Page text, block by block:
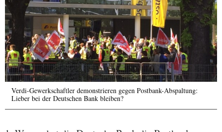
Verdi-Gewerkschaftler demonstrieren gegen Postbank-Abspaltung:
Lieber bei der Deutschen Bank bleiben?